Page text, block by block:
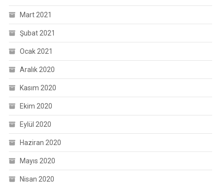
Mart 2021
Şubat 2021
Ocak 2021
Aralık 2020
Kasım 2020
Ekim 2020
Eylül 2020
Haziran 2020
Mayıs 2020
Nisan 2020